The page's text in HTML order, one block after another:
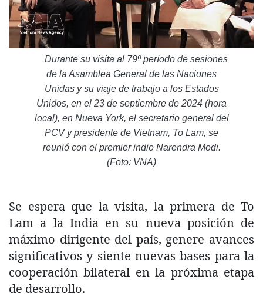
Durante su visita al 79º período de sesiones
de la Asamblea General de las Naciones
Unidas y su viaje de trabajo a los Estados
Unidos, en el 23 de septiembre de 2024 (hora
local), en Nueva York, el secretario general del
PCV y presidente de Vietnam, To Lam, se
reunió con el premier indio Narendra Modi.
(Foto: VNA)
Se espera que la visita, la primera de To
Lam a la India en su nueva posición de
máximo dirigente del país, genere avances
significativos y siente nuevas bases para la
cooperación bilateral en la próxima etapa
de desarrollo.